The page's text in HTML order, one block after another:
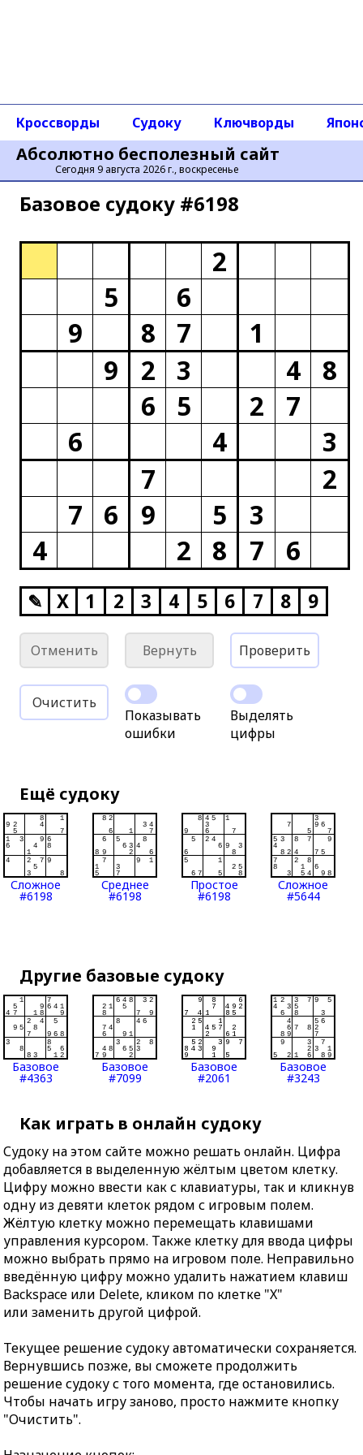
Абсолютно бесполезный сайт
Сегодня 9 августа 2026 г., воскресенье
Кроссворды Судоку Ключворды
Базовое cудоку #6198
2
5
6
9
8 7
1
9
2 3 4
8
6
5 2
7
6
4
3
7
2
7
6 9 5
3
4
2 8 7 6
✎ X 1 2 3 4 5 6 7 8 9
Отменить Вернуть Проверить
Очистить
Показывать
ошибки
Выделять
цифры
Ещё судоку
Сложное
#6198
Среднее
#6198
Простое
#6198
Сложное
#5644
Другие базовые судоку
Базовое
#4363
Базовое
#7099
Базовое
#2061
Базовое
#3243
Как играть в онлайн судоку
Судоку на этом сайте можно решать онлайн. Цифра
добавляется в выделенную жёлтым цветом клетку.
Цифру можно ввести как с клавиатуры, так и кликнув
одну из девяти клеток рядом с игровым полем.
Жёлтую клетку можно перемещать клавишами
управления курсором. Также клетку для ввода цифры
можно выбрать прямо на игровом поле. Неправильно
введённую цифру можно удалить нажатием клавиш
Backspace или Delete, кликом по клетке "X"
или заменить другой цифрой.
Текущее решение судоку автоматически сохраняется.
Вернувшись позже, вы сможете продолжить
решение судоку с того момента, где остановились.
Чтобы начать игру заново, просто нажмите кнопку
"Очистить".